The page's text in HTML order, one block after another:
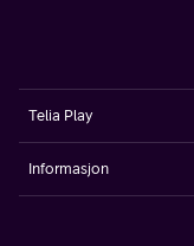
Telia Play
Informasjon